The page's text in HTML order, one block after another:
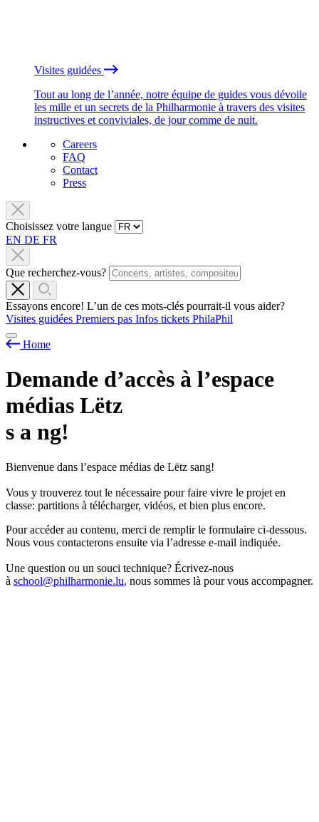
Visites guidées
Tout au long de l’année, notre équipe de guides vous dévoile
les mille et un secrets de la Philharmonie à travers des visites
instructives et conviviales, de jour comme de nuit.
Careers
FAQ
Contact
Press
Choisissez votre langue
EN DE FR
Que recherchez-vous?
Essayons encore! L’un de ces mots-clés pourrait-il vous aider?
Visites guidées Premiers pas Infos tickets PhilaPhil
Home
Demande d’accès à l’espace
médias Lëtz
s a ng!
Bienvenue dans l’espace médias de Lëtz sang!
Vous y trouverez tout le nécessaire pour faire vivre le projet en
classe: partitions à télécharger, vidéos, et bien plus encore.
Pour accéder au contenu, merci de remplir le formulaire ci-dessous.
Nous vous contacterons ensuite via l’adresse e-mail indiquée.
Une question ou un souci technique? Écrivez-nous
à school@philharmonie.lu, nous sommes là pour vous accompagner.